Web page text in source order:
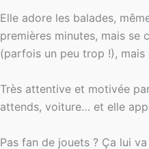
Elle adore les balades,
premières minutes, mais
(parfois un peu trop !),
Très attentive et motivée
attends, voiture… et elle
Pas fan de jouets ? Ça lui